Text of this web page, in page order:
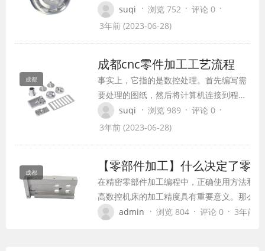
的普通转塔刀架换成带动力刀具的转塔刀
架，主轴增加C轴功能。由于转塔刀架结
suqi · 浏览 752 · 评论 0 ·
3年前 (2023-06-28)
成都
成都cnc零件加工工艺流程
事实上，它指的是数控处理。首先编写需
要处理的图纸，然后将计算机连接到程序
中cnc通过编程命令加工机床cnc加工机床
操作，完成精密零件加工。cnc加工主要
不同行业的精密零件加工！
suqi · 浏览 989 · 评论 0 ·
3年前 (2023-06-28)
成都 【零部件加工】什么决定了零
在精密零部件加工编程中，正确使用方法和
高数控机床的加工精度具有重要意义。那么
件加工精度呢？数控机床中的加工精度是由
admin · 浏览 804 · 评论 0 · 3年前